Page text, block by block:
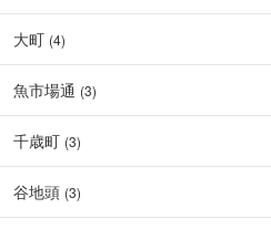
大町 (4)
魚市場通 (3)
千歳町 (3)
谷地頭 (3)